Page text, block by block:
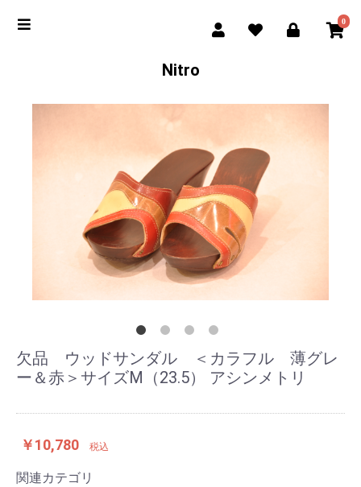
0
Nitro
欠品 ウッドサンダル ＜カラフル 薄グレ
ー＆赤＞サイズM（23.5） アシンメトリ
￥10,780 税込
関連カテゴリ